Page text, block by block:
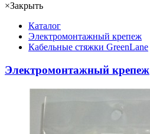
×Закрыть
Каталог
Электромонтажный крепеж
Кабельные стяжки GreenLane
Электромонтажный крепеж